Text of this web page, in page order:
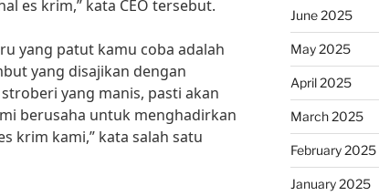
es krim,” kata CEO tersebut.
yang patut kamu coba adalah
yang disajikan dengan
yang manis, pasti akan
berusaha untuk menghadirkan
krim kami,” kata salah satu
June 2025
May 2025
April 2025
March 2025
February 2025
January 2025